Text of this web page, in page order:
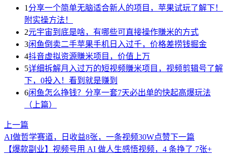
1 分享一个简单无脑适合新人的项目，苹果试玩了解下！
附实操方法！
2元宇宙到底是啥，有哪些可直接操作賺米的方式
3闲鱼倒卖二手苹果手机日入过千，价格差捞钱掘金
4抖音虚拟资源賺米项目，价值上万
5详细拆解月入过万的短视频賺米项目，视频剪辑号了解
下，0投入！看到就是赚到
6闲鱼怎么挣钱？分享一套7天必出单的快起高爆玩法
（上篇）
上一篇
AI做哲学赛道，日收益8张，一条视频30W点赞下一篇
【爆款副业】视频号用 AI 做人生感悟视频，4 条挣了 7张+